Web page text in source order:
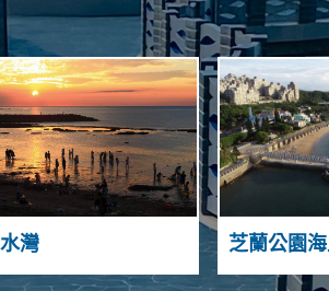
C
O
A
S
N
D灣 芝蘭公園